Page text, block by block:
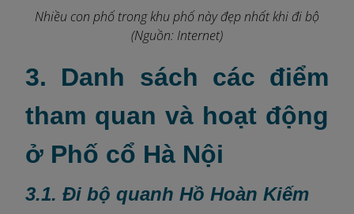
Nhiều con phố trong khu phố này đẹp nhất khi đi bộ
(Nguồn: Internet)
3. Danh sách các điểm
tham quan và hoạt động
ở Phố cổ Hà Nội
3.1. Đi bộ quanh Hồ Hoàn Kiếm